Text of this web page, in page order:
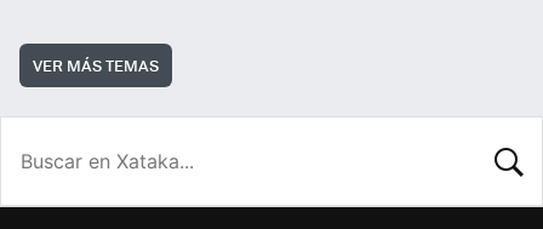
VER MÁS TEMAS